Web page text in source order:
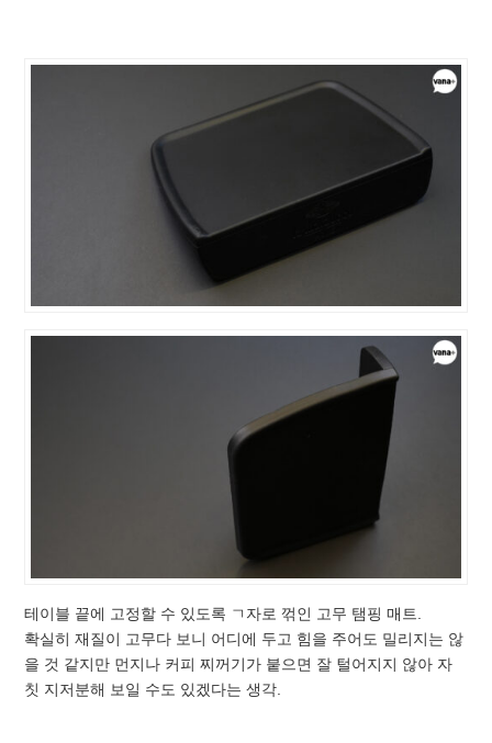
테이블 끝에 고정할 수 있도록 ㄱ자로 꺾인 고무 탬핑 매트.
확실히 재질이 고무다 보니 어디에 두고 힘을 주어도 밀리지는 않
을 것 같지만 먼지나 커피 찌꺼기가 붙으면 잘 털어지지 않아 자
칫 지저분해 보일 수도 있겠다는 생각.